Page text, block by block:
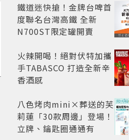
鐵道迷快搶！金牌台啤首
度聯名台灣高鐵 全新
N700ST限定罐開賣
火辣開喝！絕對伏特加攜
手TABASCO 打造全新辛
香酒感
八色烤肉mini×葬送的芙
莉蓮「30款周邊」登場！
立牌、鑰匙圈通通有